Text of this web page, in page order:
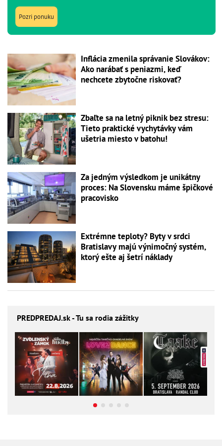
Pozri ponuku
Inflácia zmenila správanie Slovákov:
Ako narábať s peniazmi, keď
nechcete zbytočne riskovať?
Zbaľte sa na letný piknik bez stresu:
Tieto praktické vychytávky vám
ušetria miesto v batohu!
Za jedným výsledkom je unikátny
proces: Na Slovensku máme špičkové
pracovisko
Extrémne teploty? Byty v srdci
Bratislavy majú výnimočný systém,
ktorý ešte aj šetrí náklady
PREDPREDAJ.sk - Tu sa rodia zážitky